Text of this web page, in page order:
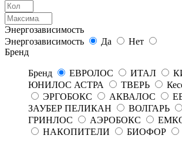
Энергозависимость
Энергозависимость
Да
Нет
Бренд
Бренд ЕВРОЛОС ИТАЛ
ЮНИЛОС АСТРА
ТВЕРЬ
ЭРГОБОКС
АКВАЛОС
ЗАУБЕР ПЕЛИКАН
ВОЛГАРЬ
ГРИНЛОС
АЭРОБОКС
НАКОПИТЕЛИ
БИОФОР